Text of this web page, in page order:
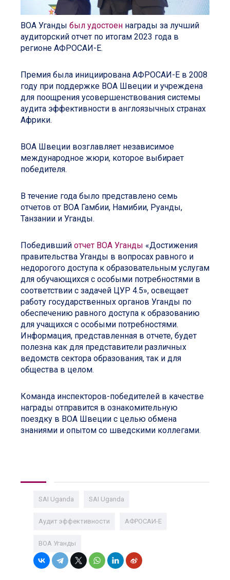
ВОА Уганды был удостоен награды за лучший
аудиторский отчет по итогам 2023 года в
регионе АФРОСАИ-Е.
Премия была инициирована АФРОСАИ-Е в 2008
году при поддержке ВОА Швеции и учреждена
для поощрения усовершенствования системы
аудита эффективности в англоязычных странах
Африки.
ВОА Швеции возглавляет независимое
международное жюри, которое выбирает
победителя.
В течение года было представлено семь
отчетов от ВОА Гамбии, Намибии, Руанды,
Танзании и Уганды.
Победивший отчет ВОА Уганды «Достижения
правительства Уганды в вопросах равного и
недорогого доступа к образовательным услугам
для обучающихся с особыми потребностями в
соответствии с задачей ЦУР 4.5», освещает
работу государственных органов Уганды по
обеспечению равного доступа к образованию
для учащихся с особыми потребностями.
Информация, представленная в отчете, будет
полезна как для представители различных
ведомств сектора образования, так и для
общества в целом.
Команда инспекторов-победителей в качестве
награды отправится в ознакомительную
поездку в ВОА Швеции с целью обмена
знаниями и опытом со шведскими коллегами.
SAI Uganda SAI Uganda
Аудит эффективности АФРОСАИ-E
ВОА Уганды